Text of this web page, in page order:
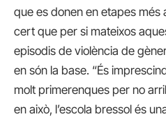
que es donen en etapes més
cert que per si mateixos
episodis de violència de
en són la base. “És
molt primerenques per no
en això, l’escola bressol és